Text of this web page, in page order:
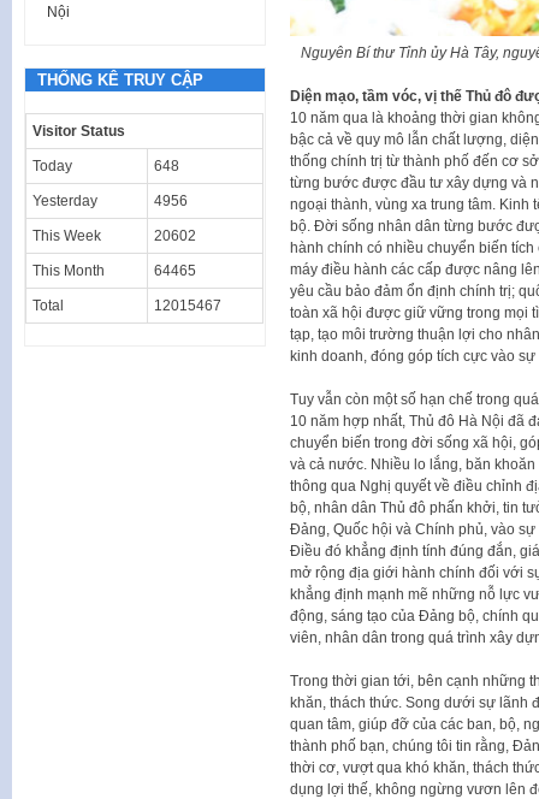
Nguyên Bí thư Tỉnh ủy Hà Tây,
Diện mạo, tầm vóc, vị thế Thủ đô
10 năm qua là khoảng thời gian
bậc cả về quy mô lẫn chất lượng,
thống chính trị từ thành phố đến cơ
từng bước được đầu tư xây dựng và
ngoại thành, vùng xa trung tâm. Kinh
bộ. Đời sống nhân dân từng bước
hành chính có nhiều chuyển biến
máy điều hành các cấp được nâng
yêu cầu bảo đảm ổn định chính trị;
toàn xã hội được giữ vững trong mọi
tạp, tạo môi trường thuận lợi cho
kinh doanh, đóng góp tích cực vào
Tuy vẫn còn một số hạn chế trong
10 năm hợp nhất, Thủ đô Hà Nội đã
chuyển biến trong đời sống xã hội,
và cả nước. Nhiều lo lắng, băn
thông qua Nghị quyết về điều chỉnh
bộ, nhân dân Thủ đô phấn khởi, tin
Đảng, Quốc hội và Chính phủ, vào
Điều đó khẳng định tính đúng đắn,
mở rộng địa giới hành chính đối với
khẳng định mạnh mẽ những nỗ lực
động, sáng tạo của Đảng bộ, chính
viên, nhân dân trong quá trình xây
Trong thời gian tới, bên cạnh những
khăn, thách thức. Song dưới sự lãnh
quan tâm, giúp đỡ của các ban, bộ,
thành phố bạn, chúng tôi tin rằng,
thời cơ, vượt qua khó khăn, thách
dụng lợi thế, không ngừng vươn lên
Nội
THỐNG KÊ TRUY CẬP
Visitor Status
Today 648
Yesterday 4956
This Week 20602
This Month 64465
Total 12015467